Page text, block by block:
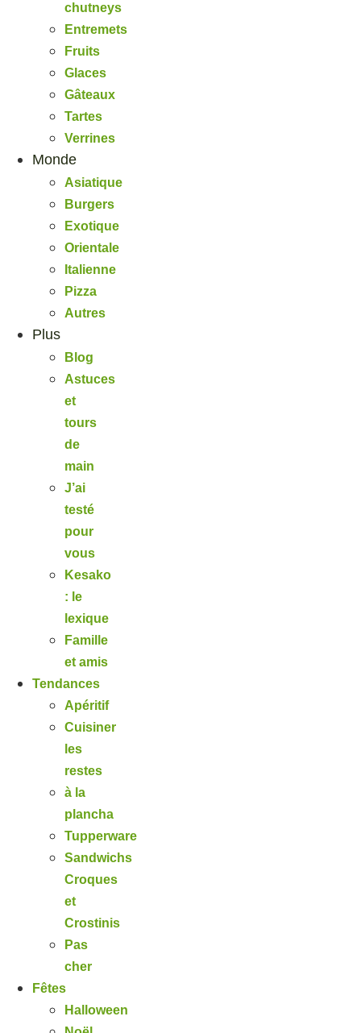
chutneys
Entremets
Fruits
Glaces
Gâteaux
Tartes
Verrines
Monde
Asiatique
Burgers
Exotique
Orientale
Italienne
Pizza
Autres
Plus
Blog
Astuces
et
tours
de
main
J’ai
testé
pour
vous
Kesako
: le
lexique
Famille
et amis
Tendances
Apéritif
Cuisiner
les
restes
à la
plancha
Tupperware
Sandwichs
Croques
et
Crostinis
Pas
cher
Fêtes
Halloween